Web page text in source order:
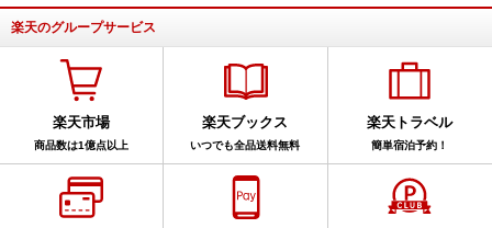
楽天のグループサービス
楽天市場
商品数は1億点以上
楽天ブックス
いつでも全品送料無料
楽天トラベル
簡単宿泊予約！